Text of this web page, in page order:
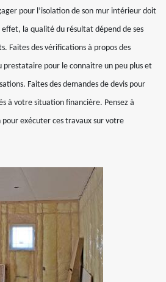
pour l’isolation de son mur intérieur doit
la qualité du résultat dépend de ses
Faites des vérifications à propos des
prestataire pour le connaitre un peu plus et
Faites des demandes de devis pour
à votre situation financière. Pensez à
pour exécuter ces travaux sur votre